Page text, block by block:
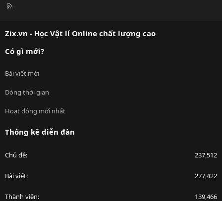
R
Zix.vn - Học Vật lí Online chất lượng cao
Có gì mới?
Bài viết mới
Dòng thời gian
Hoạt động mới nhất
Thống kê diễn đàn
Chủ đề 237,512
Bài viết 277,422
Thành viên 139,466